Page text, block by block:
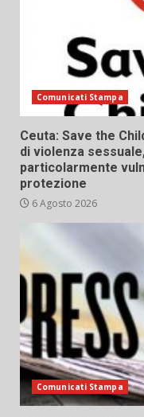
Comunicati Stampa
Ceuta: Save the
di violenza
particolarmente
protezione
6 Agosto 2026
Comunicati Stampa